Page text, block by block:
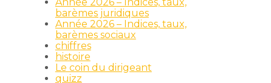
barèmes juridiques
Année 2026 – Indices, taux,
barèmes sociaux
chiffres
histoire
Le coin du dirigeant
quizz